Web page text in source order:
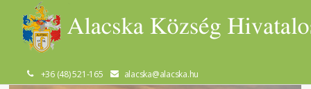
+36 (48) 521-165 alacska@alacska.hu